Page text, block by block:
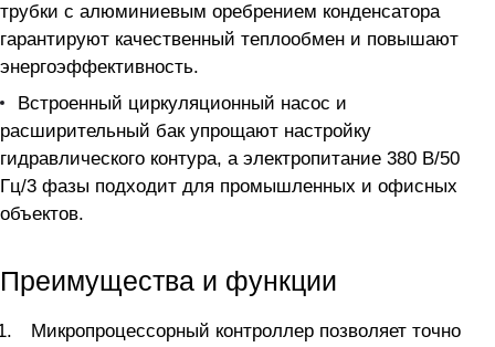
трубки с алюминиевым оребрением конденсатора
гарантируют качественный теплообмен и повышают
энергоэффективность.
Встроенный циркуляционный насос и
расширительный бак упрощают настройку
гидравлического контура, а электропитание 380 В/50
Гц/3 фазы подходит для промышленных и офисных
объектов.
Преимущества и функции
Микропроцессорный контроллер позволяет точно